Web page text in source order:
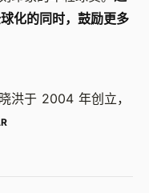
化的同时，鼓励更多
洪于 2004 年创立，